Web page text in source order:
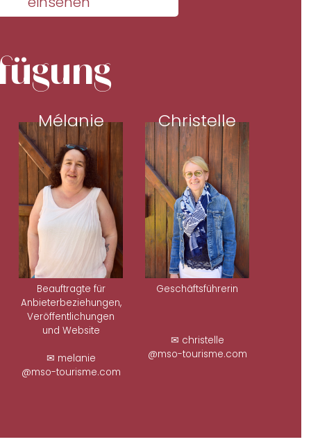
Mélanie
Beauftragte für
Anbieterbeziehungen,
Veröffentlichungen
und Website
✉ melanie
@mso-tourisme.com
Christelle
Geschäftsführerin
✉ christelle
@mso-tourisme.com